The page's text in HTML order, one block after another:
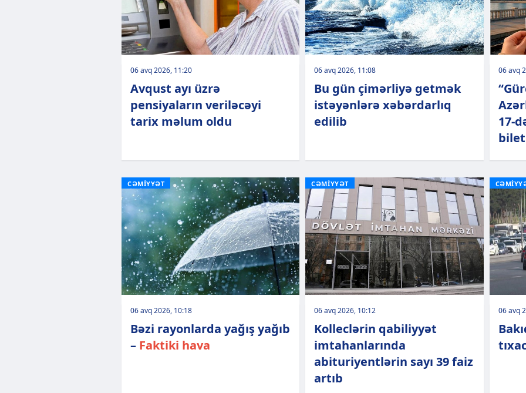
06 avq 2026, 11:20
Avqust ayı üzrə
pensiyaların veriləcəyi
tarix məlum oldu
06 avq 2026, 11:08
Bu gün çimərliyə getmək
istəyənlərə xəbərdarlıq
edilib
06 avq
17-
CƏMİYYƏT
06 avq 2026, 10:18
Bəzi rayonlarda yağış yağıb
– Faktiki hava
CƏMİYYƏT
06 avq 2026, 10:12
Kolleclərin qabiliyyət
imtahanlarında
abituriyentlərin sayı 39 faiz
artıb
06 avq